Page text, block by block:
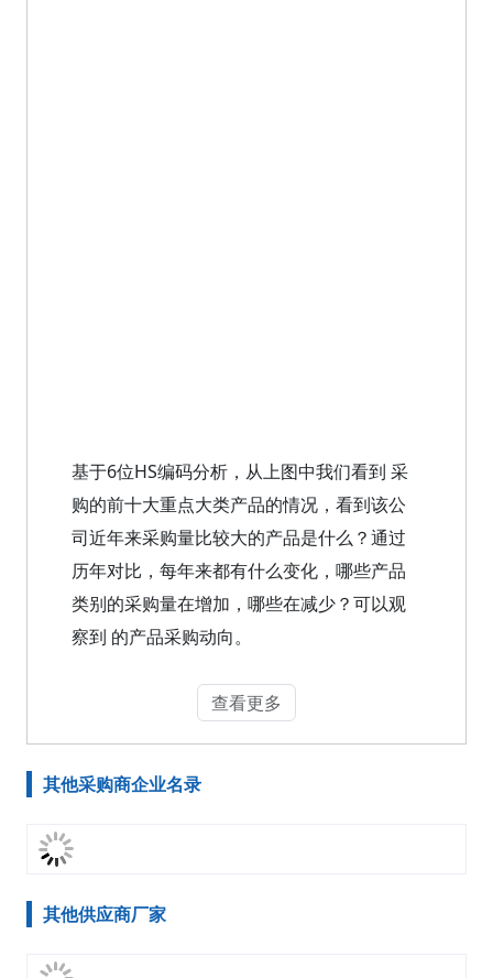
基于6位HS编码分析，从上图中我们看到 采
购的前十大重点大类产品的情况，看到该公
司近年来采购量比较大的产品是什么？通过
历年对比，每年来都有什么变化，哪些产品
类别的采购量在增加，哪些在减少？可以观
察到 的产品采购动向。
查看更多
其他采购商企业名录
其他供应商厂家